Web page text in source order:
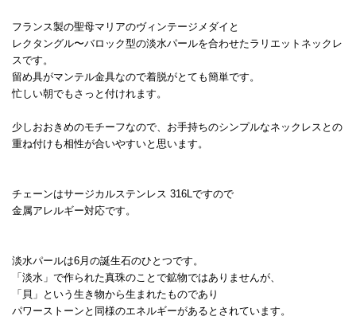
フランス製の聖母マリアのヴィンテージメダイと
レクタングル〜バロック型の淡水パールを合わせたラリエットネックレ
スです。
留め具がマンテル金具なので着脱がとても簡単です。
忙しい朝でもさっと付けれます。
少しおおきめのモチーフなので、お手持ちのシンプルなネックレスとの
重ね付けも相性が合いやすいと思います。
チェーンはサージカルステンレス 316Lですので
金属アレルギー対応です。
淡水パールは6月の誕生石のひとつです。
「淡水」で作られた真珠のことで鉱物ではありませんが、
「貝」という生き物から生まれたものであり
パワーストーンと同様のエネルギーがあるとされています。